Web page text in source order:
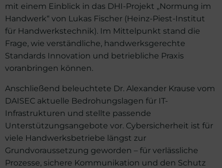
mit einem Einblick in das DHI-Projekt „Normung im
Handwerk“ von Lukas Fischer (Heinz-Piest-Institut
für Handwerkstechnik). Im Mittelpunkt stand die
Frage, wie verständliche, handwerksgerechte
Standards Innovation und betriebliche Praxis
voranbringen können.
Anschließend beleuchtete Dr. Alexander Krause vom
DAISEC aktuelle Bedrohungslagen für IT-
Infrastrukturen und stellte passende
Unterstützungsangebote vor. Cybersicherheit ist für
viele Handwerksbetriebe längst zur
Grundvoraussetzung geworden – für verlässliche
Prozesse, sichere Kommunikation und den Schutz